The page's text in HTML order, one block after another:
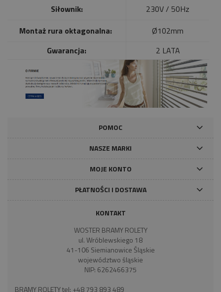
Siłownik:
230V / 50Hz
Montaż rura oktagonalna:
Ø102mm
Gwarancja:
2 LATA
POMOC
NASZE MARKI
MOJE KONTO
PŁATNOŚCI I DOSTAWA
KONTAKT
WOSTER BRAMY ROLETY
ul. Wróblewskiego 18
41-106 Siemianowice Śląskie
województwo śląskie
NIP: 6262466375
BRAMY ROLETY tel: +48 793 893 489